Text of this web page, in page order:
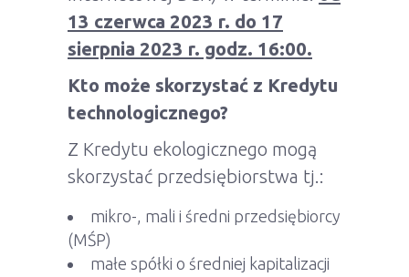
13 czerwca 2023 r. do 17
sierpnia 2023 r. godz. 16:00.
Kto może skorzystać z Kredytu
technologicznego?
Z Kredytu ekologicznego mogą
skorzystać przedsiębiorstwa tj.:
mikro-, mali i średni przedsiębiorcy
(MŚP)
małe spółki o średniej kapitalizacji